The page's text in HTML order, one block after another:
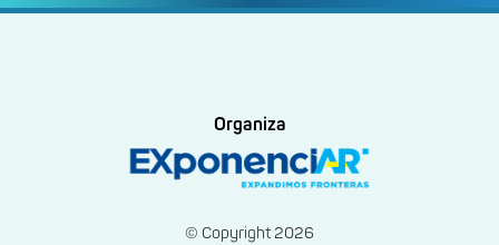
Organiza
© Copyright 2026